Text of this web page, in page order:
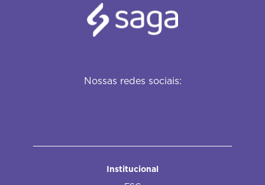
Nossas redes sociais:
Institucional